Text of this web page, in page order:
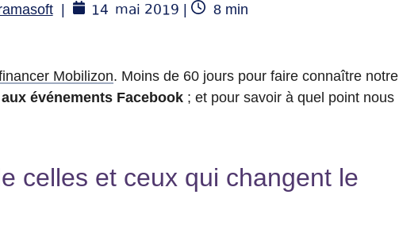
14 mai 2019 |
Temps
8 min
Mobilizon. Moins de 60 jours pour faire connaître notre
événements Facebook; et pour savoir à quel point nous
celles et ceux qui changent le